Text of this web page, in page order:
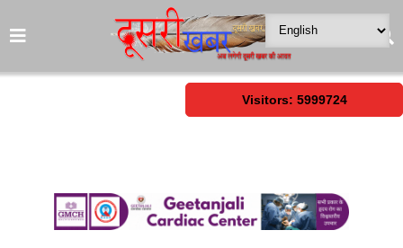
Visitors: 5999724